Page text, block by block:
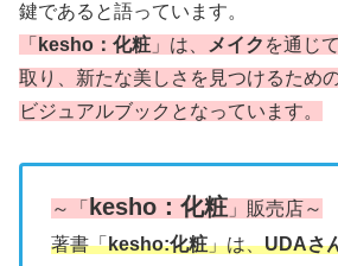
鍵であると語っています。 ​
「 kesho：化粧 」は、 メイク を通じ
取り、新たな美しさを見つけるため
ビジュアルブックとなっています。
～「 kesho：化粧 」販売店～
著書「kesho:化粧」は、UDAさ